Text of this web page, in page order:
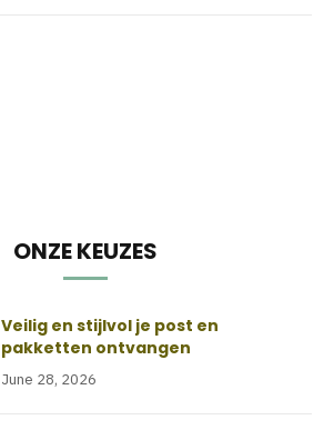
ONZE KEUZES
Veilig en stijlvol je post en
pakketten ontvangen
June 28, 2026